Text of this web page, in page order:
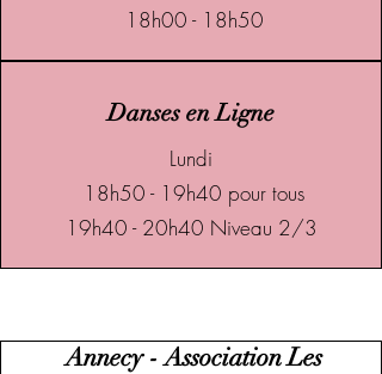
18h00 - 18h50
Danses en Ligne
Lundi
18h50 - 19h40 pour tous
19h40 - 20h40 Niveau 2/3
Annecy- Association Les